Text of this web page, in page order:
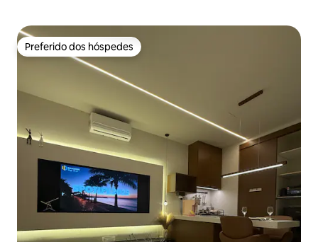
Preferido dos hóspedes
Preferido dos hóspedes